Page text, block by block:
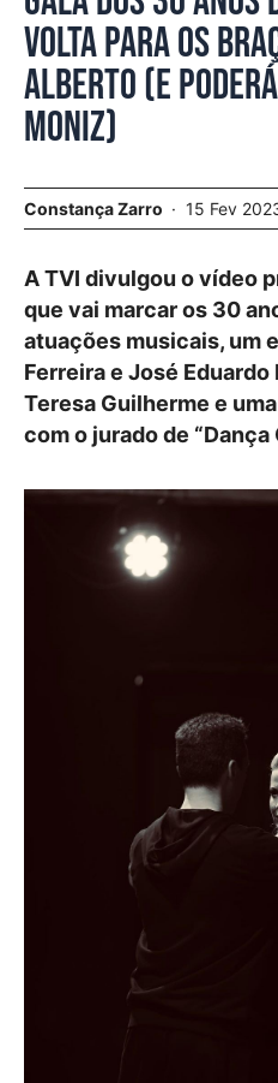
volta para os
Alberto (e
Moniz)
Constança Zarro 15 Fev
A TVI divulgou o vídeo
que vai marcar os 30
atuações musicais, um
Ferreira e José
Teresa Guilherme e
com o jurado de “Dança